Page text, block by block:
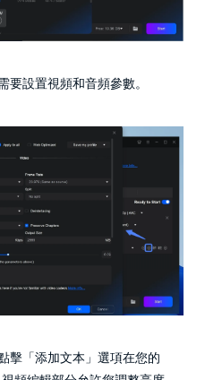
要設置視頻和音頻參數。
擊「添加文本」選項在您的